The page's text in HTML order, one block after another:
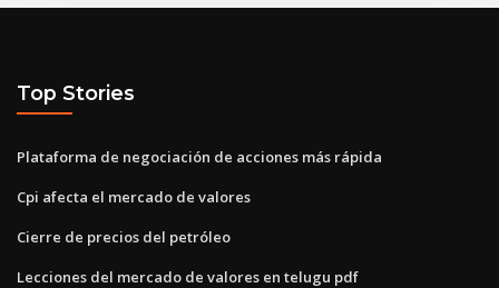
Top Stories
Plataforma de negociación de acciones más rápida
Cpi afecta el mercado de valores
Cierre de precios del petróleo
Lecciones del mercado de valores en telugu pdf